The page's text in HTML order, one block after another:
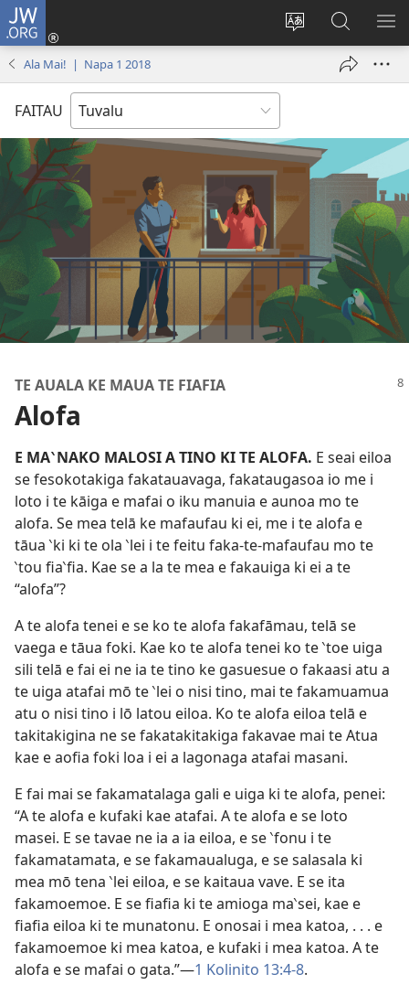
JW.ORG
`Fuli
Fano
new
‵Sala
ki
te
Ala Mai! | Napa 1 2018
FAITAU
TE AUALA KE MAUA TE FIAFIA
Alofa
E MA‵NAKO MALOSI A TINO KI TE ALOFA. E seai eiloa
se fesokotakiga fakatauavaga, fakataugasoa io me i
loto i te kāiga e mafai o iku manuia e aunoa mo te
alofa. Se mea telā ke mafaufau ki ei, me i te alofa e
tāua ‵ki ki te ola ‵lei i te feitu faka-te-mafaufau mo te
‵tou fia‵fia. Kae se a la te mea e fakauiga ki ei a te
“alofa”?
A te alofa tenei e se ko te alofa fakafāmau, telā se
vaega e tāua foki. Kae ko te alofa tenei ko te ‵toe uiga
sili telā e fai ei ne ia te tino ke gasuesue o fakaasi atu a
te uiga atafai mō te ‵lei o nisi tino, mai te fakamuamua
atu o nisi tino i lō latou eiloa. Ko te alofa eiloa telā e
takitakigina ne se fakatakitakiga fakavae mai te Atua
kae e aofia foki loa i ei a lagonaga atafai masani.
E fai mai se fakamatalaga gali e uiga ki te alofa, penei:
“A te alofa e kufaki kae atafai. A te alofa e se loto
masei. E se tavae ne ia a ia eiloa, e se ‵fonu i te
fakamatamata, e se fakamaualuga, e se salasala ki
mea mō tena ‵lei eiloa, e se kaitaua vave. E se ita
fakamoemoe. E se fiafia ki te amioga ma‵sei, kae e
fiafia eiloa ki te munatonu. E onosai i mea katoa, . . . e
fakamoemoe ki mea katoa, e kufaki i mea katoa. A te
alofa e se mafai o gata.”—1 Kolinito 13:4-8.